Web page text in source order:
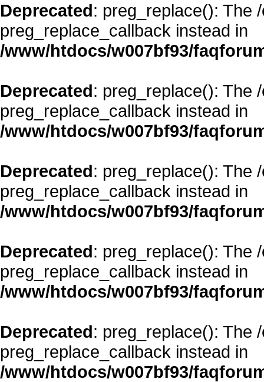
Deprecated: preg_replace(): The
preg_replace_callback instead in
/www/htdocs/w007bf93/
Deprecated: preg_replace(): The
preg_replace_callback instead in
/www/htdocs/w007bf93/
Deprecated: preg_replace(): The
preg_replace_callback instead in
/www/htdocs/w007bf93/
Deprecated: preg_replace(): The
preg_replace_callback instead in
/www/htdocs/w007bf93/
Deprecated: preg_replace(): The
preg_replace_callback instead in
/www/htdocs/w007bf93/